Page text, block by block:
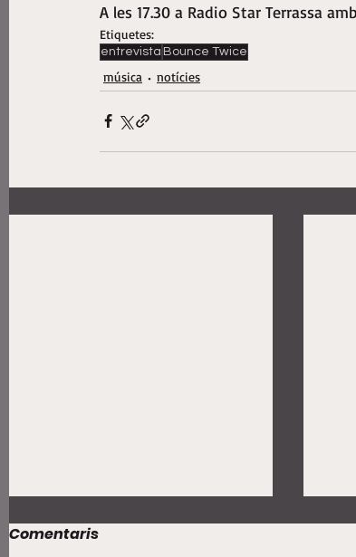
A les 17.30 a Radio Star Terrassa
Etiquetes:
entrevista Bounce Twice
música notícies
Comentaris